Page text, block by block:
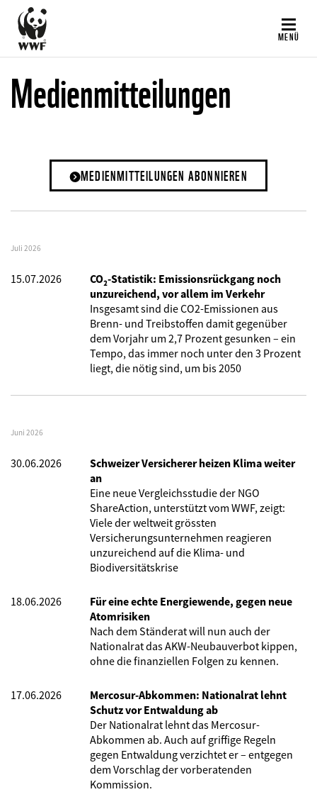
Direkt
zum
Inhalt
MENÜ
Medienmitteilungen
MEDIENMITTEILUNGEN ABONNIEREN
Juli 2026
15.07.2026
CO₂-Statistik: Emissionsrückgang noch
unzureichend, vor allem im Verkehr
Insgesamt sind die CO2-Emissionen aus
Brenn- und Treibstoffen damit gegenüber
dem Vorjahr um 2,7 Prozent gesunken – ein
Tempo, das immer noch unter den 3 Prozent
liegt, die nötig sind, um bis 2050
Juni 2026
30.06.2026
Schweizer Versicherer heizen Klima weiter
an
Eine neue Vergleichsstudie der NGO
ShareAction, unterstützt vom WWF, zeigt:
Viele der weltweit grössten
Versicherungsunternehmen reagieren
unzureichend auf die Klima- und
Biodiversitätskrise
18.06.2026
Für eine echte Energiewende, gegen neue
Atomrisiken
Nach dem Ständerat will nun auch der
Nationalrat das AKW-Neubauverbot kippen,
ohne die finanziellen Folgen zu kennen.
17.06.2026
Mercosur-Abkommen: Nationalrat lehnt
Schutz vor Entwaldung ab
Der Nationalrat lehnt das Mercosur-
Abkommen ab. Auch auf griffige Regeln
gegen Entwaldung verzichtet er – entgegen
dem Vorschlag der vorberatenden
Kommission.